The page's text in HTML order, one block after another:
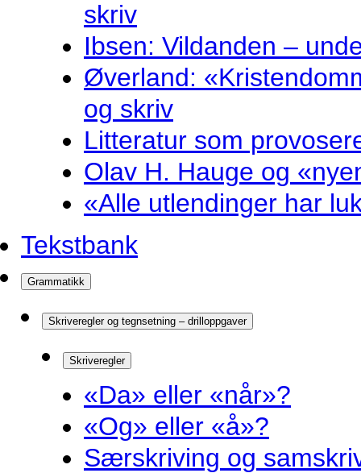
skriv
Ibsen: Vildanden –
Øverland:
og skriv
Litteratur som
Olav H. Hauge og
«Alle utlendinger har
Tekstbank
Grammatikk
Skriveregler og tegnsetning – drilloppgaver
Skriveregler
«Da» eller «når»?
«Og» eller «å»?
Særskriving og